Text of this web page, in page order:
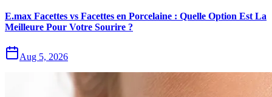
E.max Facettes vs Facettes en Porcelaine : Quelle Option Est La
Meilleure Pour Votre Sourire ?
Aug 5, 2026